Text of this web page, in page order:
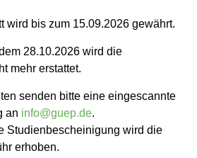
wird bis zum 15.09.2026 gewährt.
28.10.2026 wird die
mehr erstattet.
senden bitte eine eingescannte
an info@guep.de.
Studienbescheinigung wird die
erhoben.